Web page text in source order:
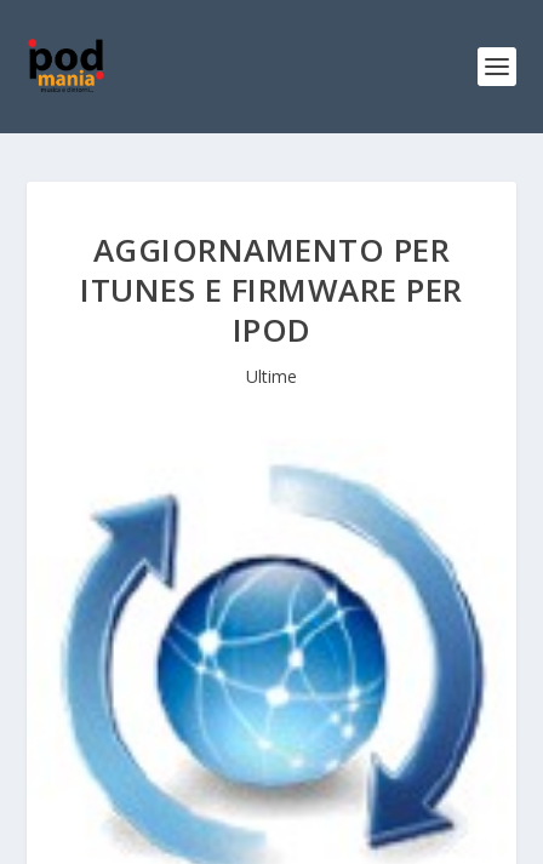
AGGIORNAMENTO PER
ITUNES E FIRMWARE PER
IPOD
Ultime